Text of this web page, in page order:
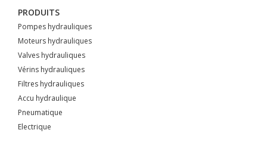
PRODUITS
Pompes hydrauliques
Moteurs hydrauliques
Valves hydrauliques
Vérins hydrauliques
Filtres hydrauliques
Accu hydraulique
Pneumatique
Electrique